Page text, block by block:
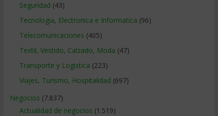
Seguridad (43)
Tecnologia, Electronica e Informatica (96)
Telecomunicaciones (405)
Textil, Vestido, Calzado, Moda (47)
Transporte y Logistica (223)
Viajes, Turismo, Hospitalidad (697)
Negocios (7.837)
Actualidad de negocios (1.519)